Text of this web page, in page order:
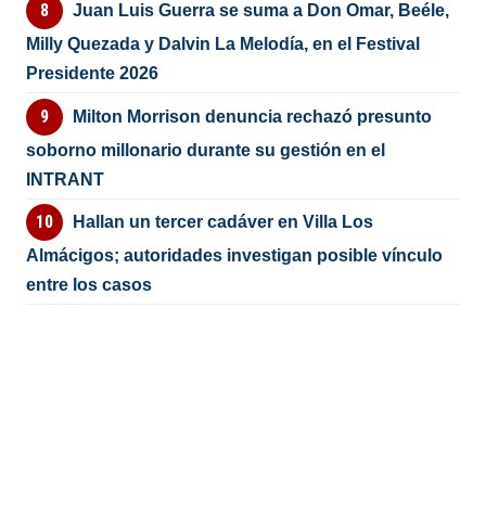
Juan Luis Guerra se suma a Don Omar, Beéle,
Milly Quezada y Dalvin La Melodía, en el Festival
Presidente 2026
Milton Morrison denuncia rechazó presunto
soborno millonario durante su gestión en el
INTRANT
Hallan un tercer cadáver en Villa Los
Almácigos; autoridades investigan posible vínculo
entre los casos